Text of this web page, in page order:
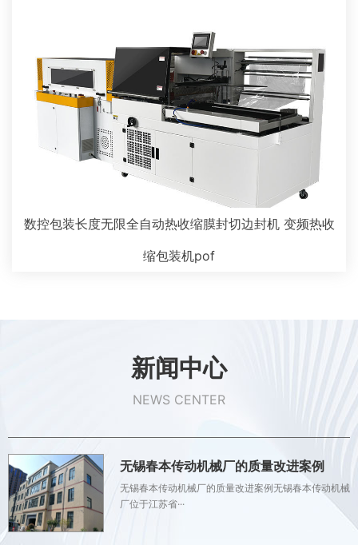
数控包装长度无限全自动热收缩膜封切边封机 变频热收
缩包装机pof
新闻中心
NEWS CENTER
无锡春本传动机械厂的质量改进案例
无锡春本传动机械厂的质量改进案例无锡春本传动机械
厂位于江苏省···